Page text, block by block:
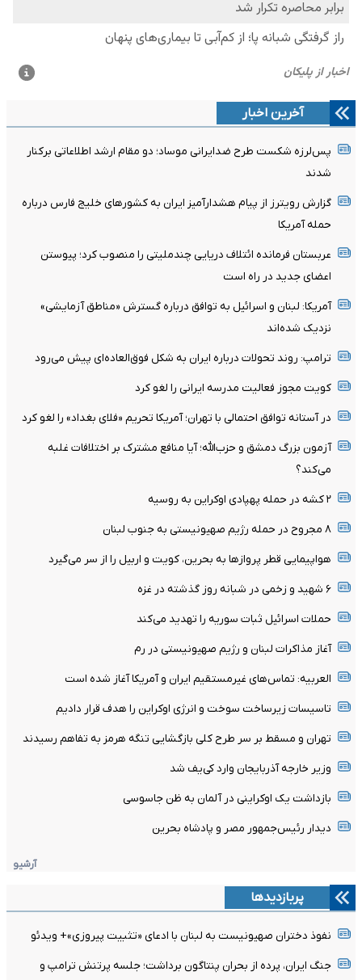
آخرین اخبار
پس‌لرزه شکست طرح ضدایرانی موساد؛ دو مقام ارشد اطلاعاتی برکنار
شدند
گزارش رویترز از پیام هشدارآمیز ایران به کشورهای خلیج فارس درباره
حمله آمریکا
عربستان فرمانده ائتلاف دریایی چندملیتی را منصوب کرد؛ پیوستن
اعضای جدید در راه است
آمریکا: لبنان و اسرائیل به توافق درباره گسترش «مناطق آزمایشی»
نزدیک شده‌اند
ترامپ: روند تحولات درباره ایران به شکل فوق‌العاده‌ای پیش می‌رود
کویت مجوز فعالیت مدرسه ایرانی را لغو کرد
در آستانه توافق احتمالی با تهران؛ آمریکا تحریم «فلای بغداد» را لغو کرد
آزمون بزرگ دمشق و حزب‌الله؛ آیا منافع مشترک بر اختلافات غلبه
می‌کند؟
۲ کشه در حمله پهپادی اوکراین به روسیه
۸ مجروح در حمله رژیم صهیونیستی به جنوب لبنان
هواپیمایی قطر پروازها به بحرین، کویت و اربیل را از سر می‌گیرد
۶ شهید و زخمی در شبانه روز گذشته در غزه
حملات اسرائیل ثبات سوریه را تهدید می‌کند
آغاز مذاکرات لبنان و رژیم صهیونیستی در رم
العربیه: تماس‌های غیرمستقیم ایران و آمریکا آغاز شده است
تاسیسات زیرساخت سوخت و انرژی اوکراین را هدف قرار دادیم
تهران و مسقط بر سر طرح کلی بازگشایی تنگه هرمز به تفاهم رسیدند
وزیر خارجه آذربایجان وارد کی‌یف شد
بازداشت یک اوکراینی در آلمان به ظن جاسوسی
دیدار رئیس‌جمهور مصر و پادشاه بحرین
آرشیو
پربازدیدها
نفوذ دختران صهیونیست به لبنان با ادعای «تثبیت پیروزی»+ ویدئو
جنگ ایران، پرده از بحران پنتاگون برداشت؛ جلسه پرتنش ترامپ و